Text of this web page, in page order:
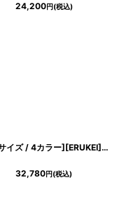
24,200円(税込)
[ XS-Lサイズ / 4カラー][ERUKEI]ジャガード・花柄・ラメ・Vネック・ハイウエスト・ノースリーブ・フレア・Aライン・ロングドレス[薗田杏奈着用][送料無料]
32,780円(税込)